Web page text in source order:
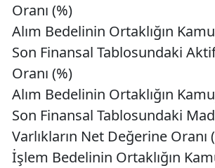
Oranı (%)
Alım Bedelinin Ortaklığın
Son Finansal Tablosundaki
Oranı (%)
Alım Bedelinin Ortaklığın
Son Finansal Tablosundaki
Varlıkların Net Değerine Oranı
İşlem Bedelinin Ortaklığın